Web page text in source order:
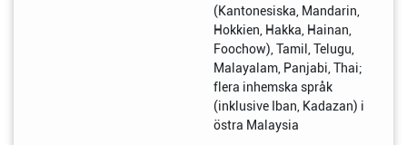
(Kantonesiska, Mandarin,
Hokkien, Hakka, Hainan,
Foochow), Tamil, Telugu,
Malayalam, Panjabi, Thai;
flera inhemska språk
(inklusive Iban, Kadazan) i
östra Malaysia